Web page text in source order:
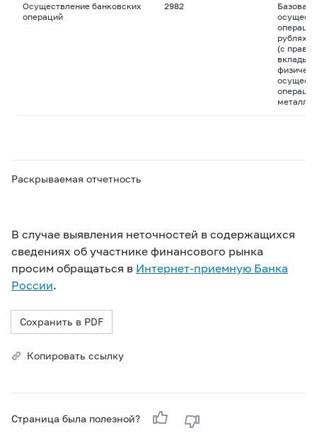
Осуществление банковских
операций
2982
Базовая
рублях и
(с
вклады
Раскрываемая отчетность
В случае выявления неточностей в содержащихся
сведениях об участнике финансового рынка
просим обращаться в Интернет-приемную Банка
России.
Сохранить в PDF
Копировать ссылку
Страница была полезной?